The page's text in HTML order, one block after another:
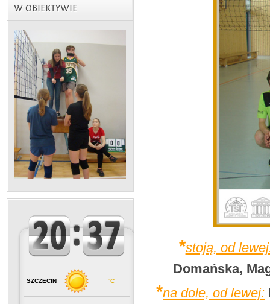
*stoją, od
Domańska,
*na dole, od lewej:
W OBIEKTYWIE
SZCZECIN °C